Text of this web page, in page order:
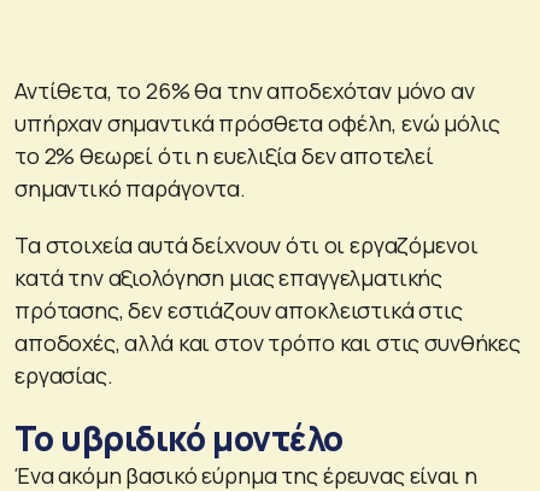
Αντίθετα, το 26% θα την αποδεχόταν μόνο αν
υπήρχαν σημαντικά πρόσθετα οφέλη, ενώ μόλις
το 2% θεωρεί ότι η ευελιξία δεν αποτελεί
σημαντικό παράγοντα.
Τα στοιχεία αυτά δείχνουν ότι οι εργαζόμενοι
κατά την αξιολόγηση μιας επαγγελματικής
πρότασης, δεν εστιάζουν αποκλειστικά στις
αποδοχές, αλλά και στον τρόπο και στις συνθήκες
εργασίας.
Το υβριδικό μοντέλο
Ένα ακόμη βασικό εύρημα της έρευνας είναι η